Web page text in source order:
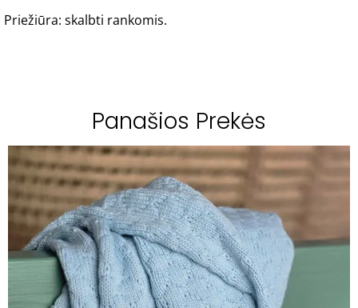
Priežiūra: skalbti rankomis.
Panašios Prekės